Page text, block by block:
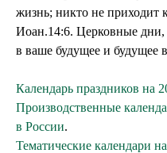
жизнь; никто не приходит
Иоан.14:6. Церковные дни,
в ваше будущее и будущее
Календарь праздников на
Производственные
в России.
Тематические календари